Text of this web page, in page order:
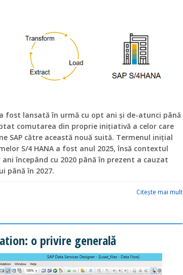
a fost lansată în urmă cu opt ani și de-atunci până
comutarea din proprie inițiativă a celor care
SAP către această nouă suită. Termenul inițial
S/4 HANA a fost anul 2025, însă contextul
începând cu 2020 până în prezent a cauzat
până în 2027.
Citeşte mai mult
o privire generală